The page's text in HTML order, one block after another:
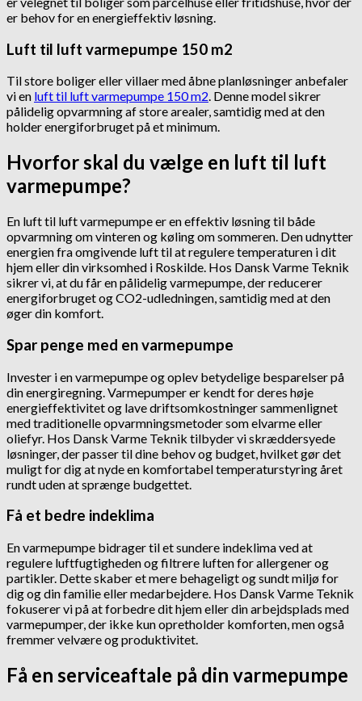
er behov for en energieffektiv løsning.
Luft til luft varmepumpe 150 m2
Til store boliger eller villaer med åbne planløsninger anbefaler
vi en luft til luft varmepumpe 150 m2. Denne model sikrer
pålidelig opvarmning af store arealer, samtidig med at den
holder energiforbruget på et minimum.
Hvorfor skal du vælge en luft til luft
varmepumpe?
En luft til luft varmepumpe er en effektiv løsning til både
opvarmning om vinteren og køling om sommeren. Den udnytter
energien fra omgivende luft til at regulere temperaturen i dit
hjem eller din virksomhed i Roskilde. Hos Dansk Varme Teknik
sikrer vi, at du får en pålidelig varmepumpe, der reducerer
energiforbruget og CO2-udledningen, samtidig med at den
øger din komfort.
Spar penge med en varmepumpe
Invester i en varmepumpe og oplev betydelige besparelser på
din energiregning. Varmepumper er kendt for deres høje
energieffektivitet og lave driftsomkostninger sammenlignet
med traditionelle opvarmningsmetoder som elvarme eller
oliefyr. Hos Dansk Varme Teknik tilbyder vi skræddersyede
løsninger, der passer til dine behov og budget, hvilket gør det
muligt for dig at nyde en komfortabel temperaturstyring året
rundt uden at sprænge budgettet.
Få et bedre indeklima
En varmepumpe bidrager til et sundere indeklima ved at
regulere luftfugtigheden og filtrere luften for allergener og
partikler. Dette skaber et mere behageligt og sundt miljø for
dig og din familie eller medarbejdere. Hos Dansk Varme Teknik
fokuserer vi på at forbedre dit hjem eller din arbejdsplads med
varmepumper, der ikke kun opretholder komforten, men også
fremmer velvære og produktivitet.
Få en serviceaftale på din varmepumpe